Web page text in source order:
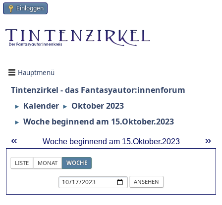
Einloggen
Hauptmenü
Tintenzirkel - das Fantasyautor:innenforum
► Kalender ► Oktober 2023
► Woche beginnend am 15.Oktober.2023
« »
Woche beginnend am 15.Oktober.2023
LISTE MONAT WOCHE